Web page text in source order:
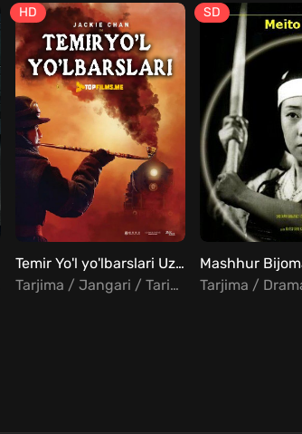
HD
Temir Yo'l yo'lbarslari Uzbek tilida
Tarjima / Jangari / Tarixiy
SD
Tarjima /